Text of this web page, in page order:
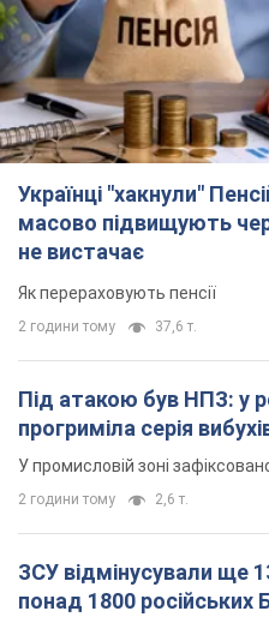
не вистачає
Як перераховують пенсії
2 години тому 37,6 т.
Під атакою був НПЗ: у
прогриміла серія
У промисловій зоні
2 години тому
ЗСУ відмінусували ще
понад 1800
Чисельність путінської армії
2 години тому 16,0 т.